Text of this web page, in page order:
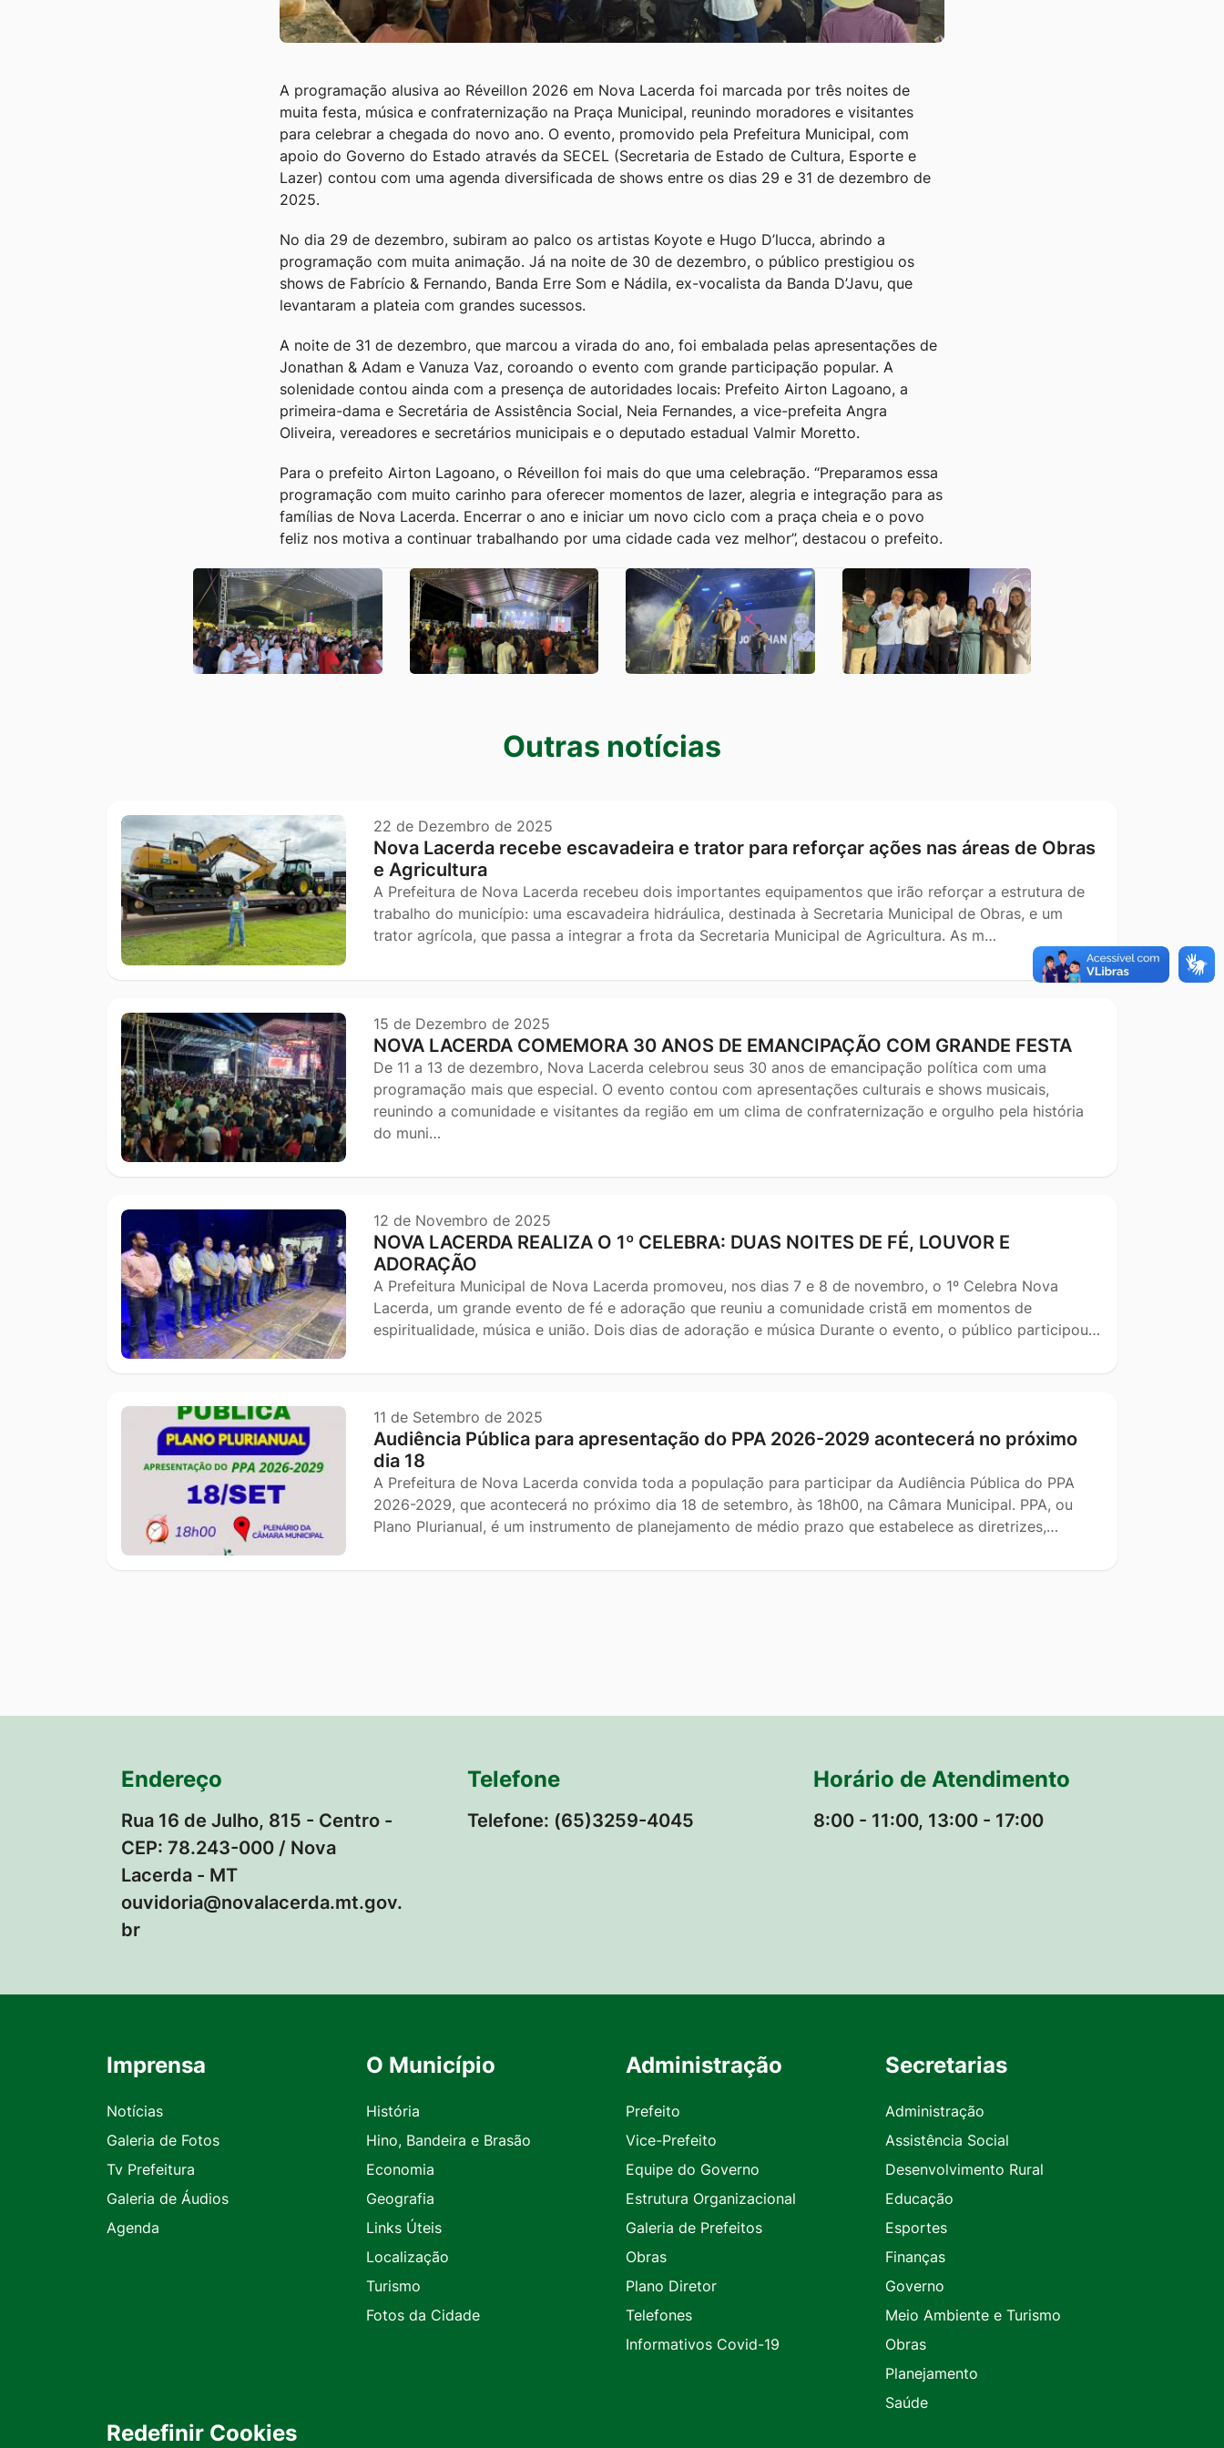
A programação alusiva ao Réveillon 2026 em Nova Lacerda foi marcada por três noites de
muita festa, música e confraternização na Praça Municipal, reunindo moradores e visitantes
para celebrar a chegada do novo ano. O evento, promovido pela Prefeitura Municipal, com
apoio do Governo do Estado através da SECEL (Secretaria de Estado de Cultura, Esporte e
Lazer) contou com uma agenda diversificada de shows entre os dias 29 e 31 de dezembro de
2025.
No dia 29 de dezembro, subiram ao palco os artistas Koyote e Hugo D’lucca, abrindo a
programação com muita animação. Já na noite de 30 de dezembro, o público prestigiou os
shows de Fabrício & Fernando, Banda Erre Som e Nádila, ex-vocalista da Banda D’Javu, que
levantaram a plateia com grandes sucessos.
A noite de 31 de dezembro, que marcou a virada do ano, foi embalada pelas apresentações de
Jonathan & Adam e Vanuza Vaz, coroando o evento com grande participação popular. A
solenidade contou ainda com a presença de autoridades locais: Prefeito Airton Lagoano, a
primeira-dama e Secretária de Assistência Social, Neia Fernandes, a vice-prefeita Angra
Oliveira, vereadores e secretários municipais e o deputado estadual Valmir Moretto.
Para o prefeito Airton Lagoano, o Réveillon foi mais do que uma celebração. “Preparamos essa
programação com muito carinho para oferecer momentos de lazer, alegria e integração para as
famílias de Nova Lacerda. Encerrar o ano e iniciar um novo ciclo com a praça cheia e o povo
feliz nos motiva a continuar trabalhando por uma cidade cada vez melhor”, destacou o prefeito.
Outras notícias
22 de Dezembro de 2025
Nova Lacerda recebe escavadeira e trator para reforçar ações nas áreas de Obras
e Agricultura
A Prefeitura de Nova Lacerda recebeu dois importantes equipamentos que irão reforçar a estrutura de
trabalho do município: uma escavadeira hidráulica, destinada à Secretaria Municipal de Obras, e um
trator agrícola, que passa a integrar a frota da Secretaria Municipal de Agricultura. As m…
15 de Dezembro de 2025
NOVA LACERDA COMEMORA 30 ANOS DE EMANCIPAÇÃO COM GRANDE FESTA
De 11 a 13 de dezembro, Nova Lacerda celebrou seus 30 anos de emancipação política com uma
programação mais que especial. O evento contou com apresentações culturais e shows musicais,
reunindo a comunidade e visitantes da região em um clima de confraternização e orgulho pela história
do muni…
12 de Novembro de 2025
NOVA LACERDA REALIZA O 1º CELEBRA: DUAS NOITES DE FÉ, LOUVOR E
ADORAÇÃO
A Prefeitura Municipal de Nova Lacerda promoveu, nos dias 7 e 8 de novembro, o 1º Celebra Nova
Lacerda, um grande evento de fé e adoração que reuniu a comunidade cristã em momentos de
espiritualidade, música e união. Dois dias de adoração e música Durante o evento, o público participou…
11 de Setembro de 2025
Audiência Pública para apresentação do PPA 2026-2029 acontecerá no próximo
dia 18
A Prefeitura de Nova Lacerda convida toda a população para participar da Audiência Pública do PPA
2026-2029, que acontecerá no próximo dia 18 de setembro, às 18h00, na Câmara Municipal. PPA, ou
Plano Plurianual, é um instrumento de planejamento de médio prazo que estabelece as diretrizes,…
Endereço
Rua 16 de Julho, 815 - Centro -
CEP: 78.243-000 / Nova
Lacerda - MT
ouvidoria@novalacerda.mt.gov.
br
Telefone
Telefone: (65)3259-4045
Horário de Atendimento
8:00 - 11:00, 13:00 - 17:00
Seção do Rodapé e Contato
Imprensa
Notícias
Galeria de Fotos
Tv Prefeitura
Galeria de Áudios
Agenda
O Município
História
Hino, Bandeira e Brasão
Economia
Geografia
Links Úteis
Localização
Turismo
Fotos da Cidade
Administração
Prefeito
Vice-Prefeito
Equipe do Governo
Estrutura Organizacional
Galeria de Prefeitos
Obras
Plano Diretor
Telefones
Informativos Covid-19
Secretarias
Administração
Assistência Social
Desenvolvimento Rural
Educação
Esportes
Finanças
Governo
Meio Ambiente e Turismo
Obras
Planejamento
Saúde
Redefinir Cookies